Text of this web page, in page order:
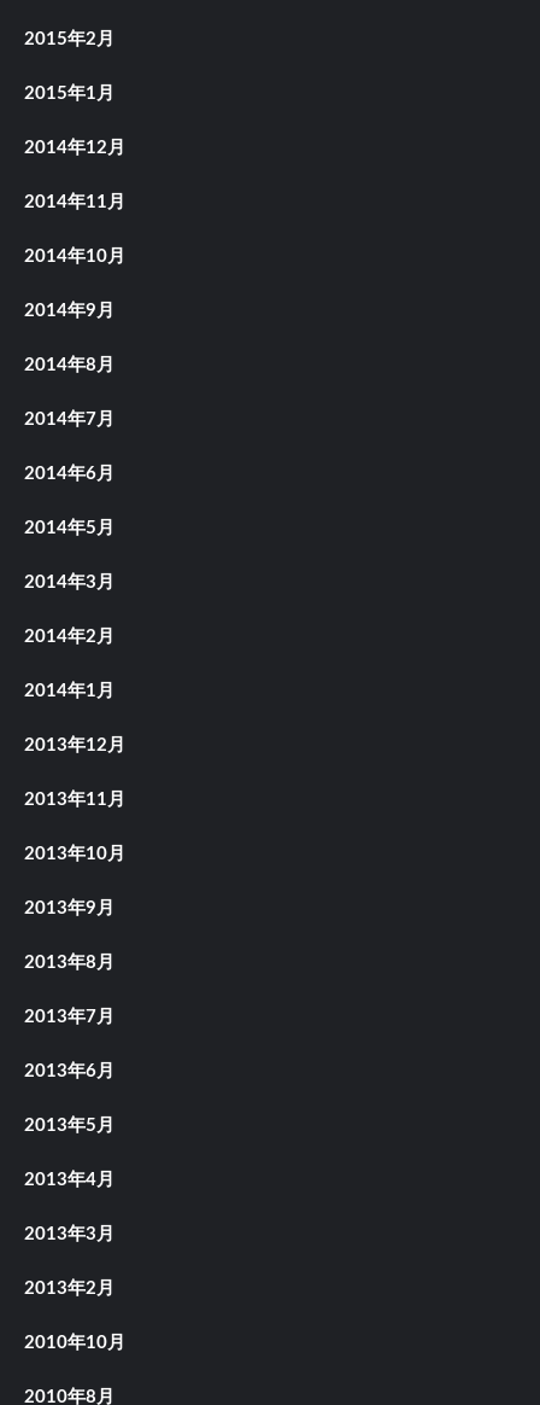
2015年2月
2015年1月
2014年12月
2014年11月
2014年10月
2014年9月
2014年8月
2014年7月
2014年6月
2014年5月
2014年3月
2014年2月
2014年1月
2013年12月
2013年11月
2013年10月
2013年9月
2013年8月
2013年7月
2013年6月
2013年5月
2013年4月
2013年3月
2013年2月
2010年10月
2010年8月